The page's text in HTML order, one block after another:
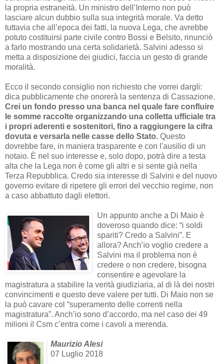
la propria estraneità. Un ministro dell’Interno non può
lasciare alcun dubbio sulla sua integrità morale. Va detto
tuttavia che all’epoca dei fatti, la nuova Lega, che avrebbe
potuto costituirsi parte civile contro Bossi e Belsito, rinunciò
a farlo mostrando una certa solidarietà. Salvini adesso si
metta a disposizione dei giudici, faccia un gesto di grande
moralità.
Ecco il secondo consiglio non richiesto che vorrei dargli:
dica pubblicamente che onorerà la sentenza di Cassazione.
Crei un fondo presso una banca nel quale fare confluire
le somme raccolte organizzando una colletta ufficiale tra
i propri aderenti e sostenitori, fino a raggiungere la cifra
dovuta e versarla nelle casse dello Stato. Questo
dovrebbe fare, in maniera trasparente e con l'ausilio di un
notaio. È nel suo interesse e, solo dopo, potrà dire a testa
alta che la Lega non è come gli altri e si sente già nella
Terza Repubblica. Credo sia interesse di Salvini e del nuovo
governo evitare di ripetere gli errori del vecchio regime, non
a caso abbattuto dagli elettori.
Un appunto anche a Di Maio è
doveroso quando dice: “i soldi
spariti? Credo a Salvini”. E
allora? Anch’io voglio credere a
Salvini ma il problema non è
credere o non credere, bisogna
consentire e agevolare la
magistratura a stabilire la verità giudiziaria, al di là dei nostri
convincimenti e questo deve valere per tutti. Di Maio non se
la può cavare col “superamento delle correnti nella
magistratura”. Anch’io sono d’accordo, ma nel caso dei 49
milioni il Csm c’entra come i cavoli a merenda.
Maurizio Alesi
07 Luglio 2018